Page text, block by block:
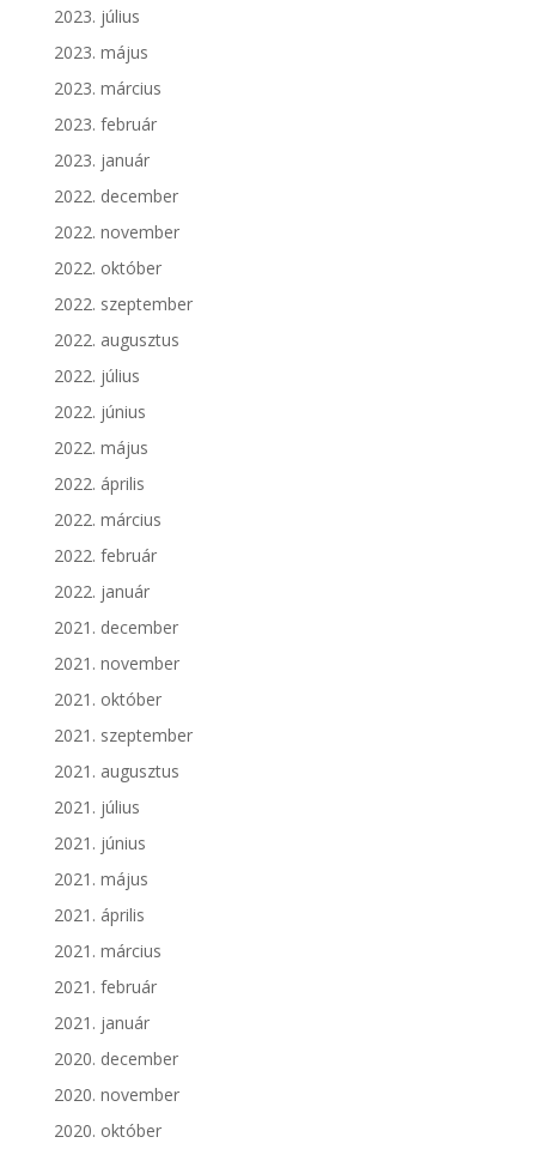
2023. július
2023. május
2023. március
2023. február
2023. január
2022. december
2022. november
2022. október
2022. szeptember
2022. augusztus
2022. július
2022. június
2022. május
2022. április
2022. március
2022. február
2022. január
2021. december
2021. november
2021. október
2021. szeptember
2021. augusztus
2021. július
2021. június
2021. május
2021. április
2021. március
2021. február
2021. január
2020. december
2020. november
2020. október